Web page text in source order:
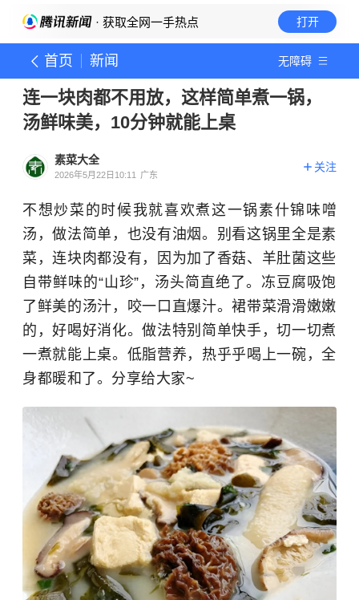
· 获取全网一手热点 打开
首页 新闻 无障碍
连一块肉都不用放，这样简单煮一锅，
汤鲜味美，10分钟就能上桌
素菜大全
2026年5月22日10:11 广东
关注
不想炒菜的时候我就喜欢煮这一锅素什锦味噌
汤，做法简单，也没有油烟。别看这锅里全是素
菜，连块肉都没有，因为加了香菇、羊肚菌这些
自带鲜味的“山珍”，汤头简直绝了。冻豆腐吸饱
了鲜美的汤汁，咬一口直爆汁。裙带菜滑滑嫩嫩
的，好喝好消化。做法特别简单快手，切一切煮
一煮就能上桌。低脂营养，热乎乎喝上一碗，全
身都暖和了。分享给大家~